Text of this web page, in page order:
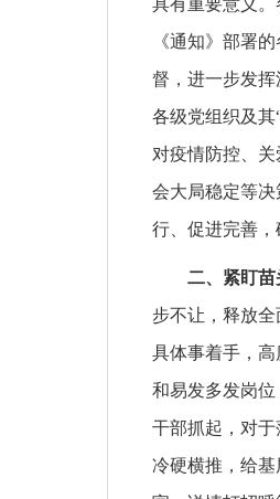
具有重要意义
《通知》部署
督，进一步发
各级党组织及
对疫情防控、
会大局稳定等
行、促进完善，
二、紧盯苗
步不让，释放
具体事着手，高
和易发多发岗
干部抓起，对
冷硬横推，给